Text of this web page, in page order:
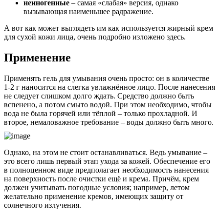
неиногенные – самая «слабая» версия, однако
вызывающая наименьшее радражение.
А вот как может выглядеть им как используется жирный крем
для сухой кожи лица, очень подробно изложено здесь.
Применение
Применять гель для умывания очень просто: он в количестве
1-2 г наносится на слегка увлажнённое лицо. После нанесения
не следует слишком долго ждать. Средство должно быть
вспенено, а потом смыто водой. При этом необходимо, чтобы
вода не была горячей или тёплой – только прохладной. И
второе, немаловажное требование – воды должно быть много.
Однако, на этом не стоит останавливаться. Ведь умывание –
это всего лишь первый этап ухода за кожей. Обеспечение его
в полноценном виде предполагает необходимость нанесения
на поверхность после очистки ещё и крема. Причём, крем
должен учитывать погодные условия; например, летом
желательно применение кремов, имеющих защиту от
солнечного излучения.